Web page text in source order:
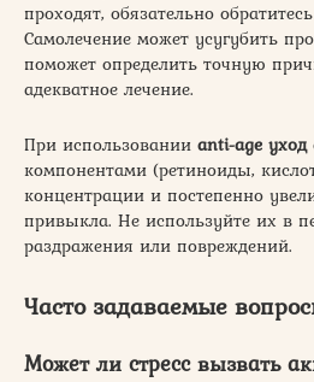
проходят, обязательно
Самолечение может усугубить
поможет определить точную
адекватное лечение.
При использовании anti-age уход
компонентами (ретиноиды,
концентрации и постепенно
привыкла. Не используйте их в
раздражения или повреждений.
Часто задаваемые
Может ли стресс вызвать